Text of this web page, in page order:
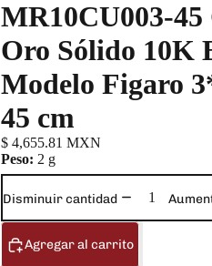
MR10CU003-45
Oro Sólido 10K
Modelo Figaro
45 cm
$ 4,655.81 MXN
Peso: 2 g
Disminuir cantidad
Agregar al carrito